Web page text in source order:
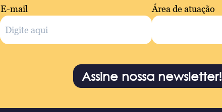
E-mail Área de atuação
Assine nossa newsletter!